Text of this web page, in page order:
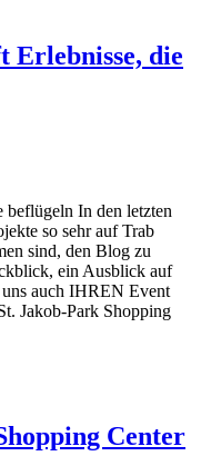
Erlebnisse, die
beflügeln In den letzten
so sehr auf Trab
sind, den Blog zu
ein Ausblick auf
auch IHREN Event
Jakob-Park Shopping
Center